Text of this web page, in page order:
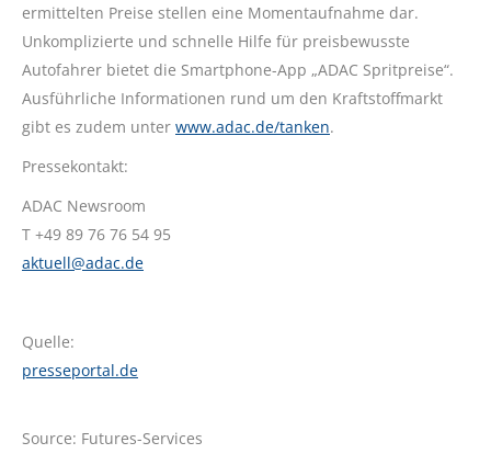
ermittelten Preise stellen eine Momentaufnahme dar.
Unkomplizierte und schnelle Hilfe für preisbewusste
Autofahrer bietet die Smartphone-App „ADAC Spritpreise“.
Ausführliche Informationen rund um den Kraftstoffmarkt
gibt es zudem unter www.adac.de/tanken.
Pressekontakt:
ADAC Newsroom
T +49 89 76 76 54 95
aktuell@adac.de
Quelle:
presseportal.de
Source: Futures-Services